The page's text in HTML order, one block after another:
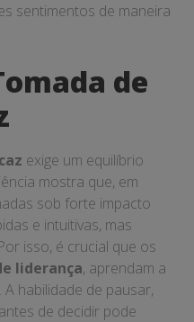
sentimentos de maneira
de
exige um equilíbrio
mostra que, em
sob forte impacto
e intuitivas, mas
isso, é crucial que os
liderança, aprendam a
habilidade de pausar,
de decidir pode